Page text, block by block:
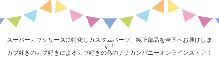
スーパーカブシリーズに特化しカスタムパーツ、純正部品を全国へお届けしま
す！
カブ好きのカブ好きによるカブ好きの為のナナカンパニーオンラインストア！